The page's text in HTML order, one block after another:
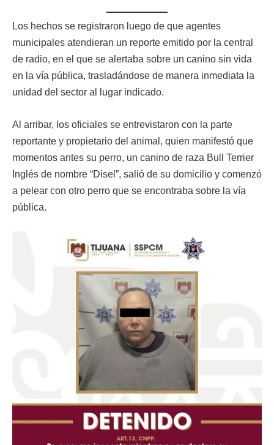
Los hechos se registraron luego de que agentes
municipales atendieran un reporte emitido por la central
de radio, en el que se alertaba sobre un canino sin vida
en la vía pública, trasladándose de manera inmediata la
unidad del sector al lugar indicado.
Al arribar, los oficiales se entrevistaron con la parte
reportante y propietario del animal, quien manifestó que
momentos antes su perro, un canino de raza Bull Terrier
Inglés de nombre “Disel”, salió de su domicilio y comenzó
a pelear con otro perro que se encontraba sobre la vía
pública.